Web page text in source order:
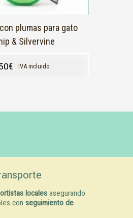
plumas para gato
& Silvervine
€ IVA incluido
locales asegurando
conseguimiento de